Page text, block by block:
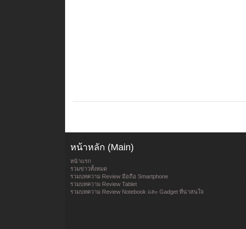
หน้าหลัก (Main)
หน้าแรก
รวมข่าวทั้งหมด
รวมบทความ Review มือถือ Smartphone
รวมบทความ Review Tablet
รวมบทความ Review Notebook และ Gadget ที่น่าสนใจ